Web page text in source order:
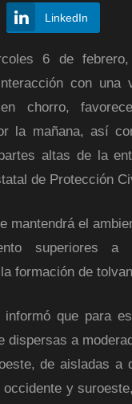
LinkedIn
6 de
con una
chorro,
la mañana, así
altas de la
de Protección
mantendrá el
superiores a
formación de
informó que para
dispersas a
de aisladas a
y